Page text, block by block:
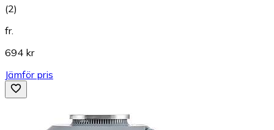
(2)
fr.
694 kr
Jämför pris